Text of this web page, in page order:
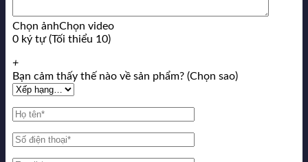
Chọn ảnhChọn video
0 ký tự (Tối thiểu 10)
+
Bạn cảm thấy thế nào về sản phẩm? (Chọn sao)